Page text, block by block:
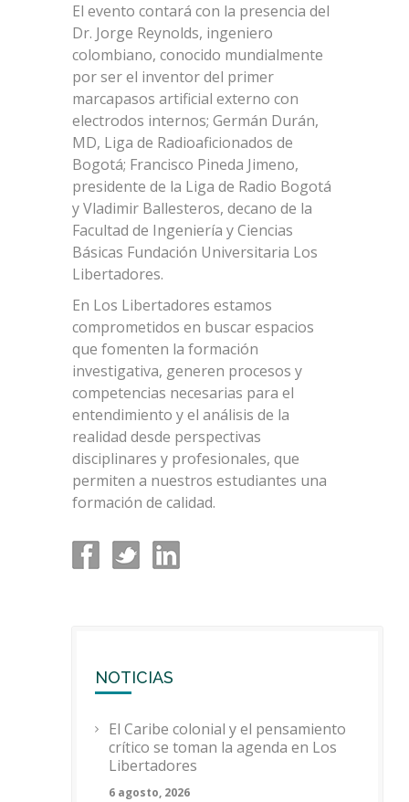
El evento contará con la presencia del
Dr. Jorge Reynolds, ingeniero
colombiano, conocido mundialmente
por ser el inventor del primer
marcapasos artificial externo con
electrodos internos; Germán Durán,
MD, Liga de Radioaficionados de
Bogotá; Francisco Pineda Jimeno,
presidente de la Liga de Radio Bogotá
y Vladimir Ballesteros, decano de la
Facultad de Ingeniería y Ciencias
Básicas Fundación Universitaria Los
Libertadores.
En Los Libertadores estamos
comprometidos en buscar espacios
que fomenten la formación
investigativa, generen procesos y
competencias necesarias para el
entendimiento y el análisis de la
realidad desde perspectivas
disciplinares y profesionales, que
permiten a nuestros estudiantes una
formación de calidad.
NOTICIAS
El Caribe colonial y el pensamiento
crítico se toman la agenda en Los
Libertadores
6 agosto, 2026